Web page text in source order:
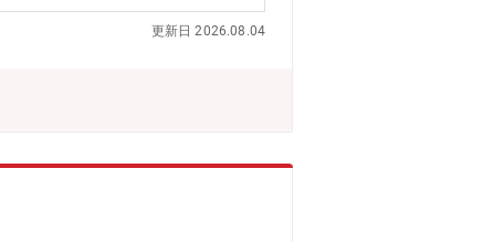
ールの導入、オンライン研修やチー
じて、組織全体の生産性向上を目指
更新日 2026.08.04